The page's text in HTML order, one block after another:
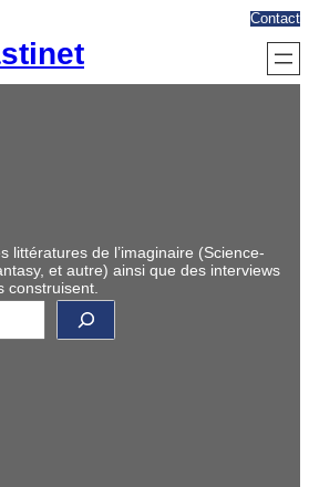
Contact
littératures de l’imaginaire (Science-
et autre) ainsi que des interviews
construisent.